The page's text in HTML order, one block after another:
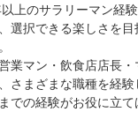
上のサラリーマン経
選択できる楽しさを
業マン・飲食店店長
さまざまな職種を経験
での経験がお役に立